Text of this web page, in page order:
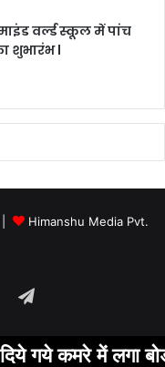
वर्ल्ड स्कूल में पांच
शुभारंभ l
Himanshu Media Pvt.
Telegram
में लगा बोर्ड